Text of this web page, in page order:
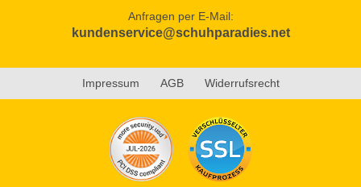
Anfragen per E-Mail:
kundenservice@schuhparadies.net
Impressum AGB Widerrufsrecht